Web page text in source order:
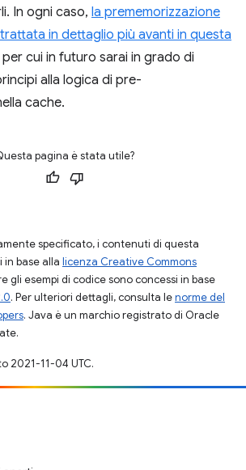
In ogni caso, la prememorizzazione
in dettaglio più avanti in questa
per cui in futuro sarai in grado di
alla logica di pre-
cache.
pagina è stata utile?
specificato, i contenuti di questa
in base alla licenza Creative Commons
gli esempi di codice sono concessi in base
. Per ulteriori dettagli, consulta lenorme del
. Java è un marchio registrato di Oracle
2021-11-04 UTC.